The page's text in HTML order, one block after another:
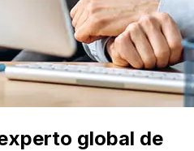
global de